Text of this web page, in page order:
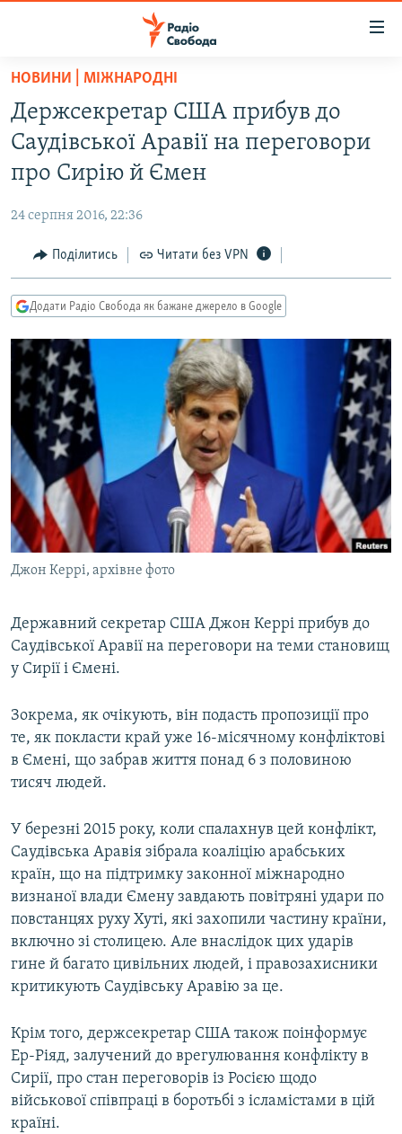
Перейти
основного
матеріалу
Перейти
до
основної
навігації
Перейти
до
пошуку
ВСЕ ЗА ДОБУ
СТАТТІ
ЕКОНОМІКА
СУСПІЛЬСТВО
УКРАЇНА
СВІТ
РОСІЙСЬКА «ФІЛЬТРАЦІЯ»
ДОНБАС.РЕАЛІЇ
ТИ ЯК?
СХЕМИ
КИТАЙ.ВИКЛИКИ
МУЛЬТИМЕДІА
ФОТО
СПЕЦПРОЄКТИ
ПОДКАСТИ
КРИМ РЕАЛІЇ
УКР
КТАТ
Усі сайти RFE/RL
НОВИНИ | МІЖНАРОДНІ
Держсекретар США прибув до
Саудівської Аравії на переговори
про Сирію й Ємен
24 серпня 2016, 22:36
Поділитись Читати без VPN
Додати Радіо Свобода як бажане джерело в Google
Джон Керрі, архівне фото
Державний секретар США Джон Керрі прибув до
Саудівської Аравії на переговори на теми становищ
у Сирії і Ємені.
Зокрема, як очікують, він подасть пропозиції про
те, як покласти край уже 16-місячному конфліктові
в Ємені, що забрав життя понад 6 з половиною
тисяч людей.
У березні 2015 року, коли спалахнув цей конфлікт,
Саудівська Аравія зібрала коаліцію арабських
країн, що на підтримку законної міжнародно
визнаної влади Ємену завдають повітряні удари по
повстанцях руху Хуті, які захопили частину країни,
включно зі столицею. Але внаслідок цих ударів
гине й багато цивільних людей, і правозахисники
критикують Саудівську Аравію за це.
Крім того, держсекретар США також поінформує
Ер-Ріяд, залучений до врегулювання конфлікту в
Сирії, про стан переговорів із Росією щодо
військової співпраці в боротьбі з ісламістами в цій
країні.